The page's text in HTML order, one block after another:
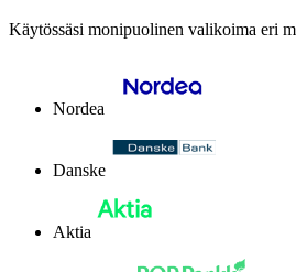
Käytössäsi monipuolinen valikoima eri
Nordea
Danske
Aktia